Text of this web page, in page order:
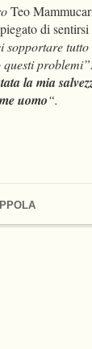
Teo
di
sopportare
problemi”.
la mia
uomo“.